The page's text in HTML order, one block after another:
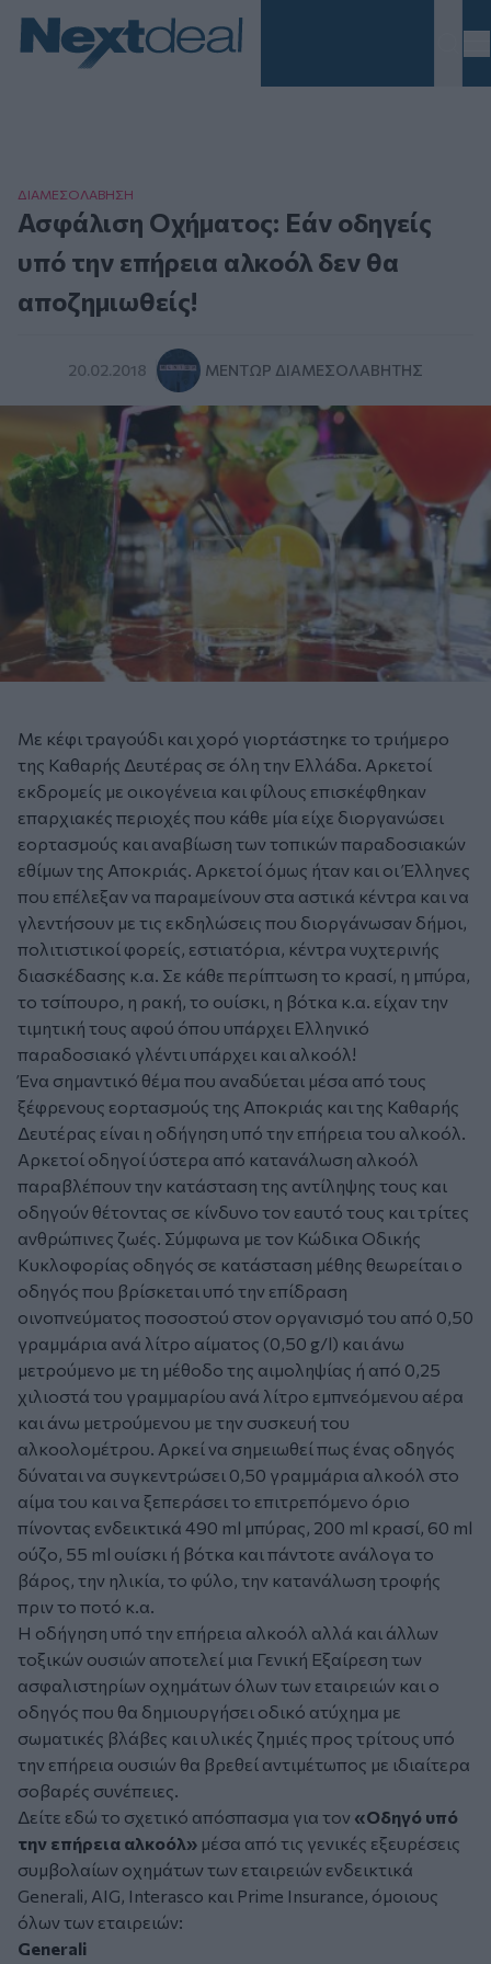
ΔΙΑΜΕΣΟΛAΒΗΣΗ
Ασφάλιση Οχήματος: Εάν οδηγείς
υπό την επήρεια αλκοόλ δεν θα
αποζημιωθείς!
20.02.2018 ΜΈΝΤΩΡ ΔΙΑΜΕΣΟΛΑΒΗΤΉΣ
Με κέφι τραγούδι και χορό γιορτάστηκε το τριήμερο
της Καθαρής Δευτέρας σε όλη την Ελλάδα. Αρκετοί
εκδρομείς με οικογένεια και φίλους επισκέφθηκαν
επαρχιακές περιοχές που κάθε μία είχε διοργανώσει
εορτασμούς και αναβίωση των τοπικών παραδοσιακών
εθίμων της Αποκριάς. Αρκετοί όμως ήταν και οι Έλληνες
που επέλεξαν να παραμείνουν στα αστικά κέντρα και να
γλεντήσουν με τις εκδηλώσεις που διοργάνωσαν δήμοι,
πολιτιστικοί φορείς, εστιατόρια, κέντρα νυχτερινής
διασκέδασης κ.α. Σε κάθε περίπτωση το κρασί, η μπύρα,
το τσίπουρο, η ρακή, το ουίσκι, η βότκα κ.α. είχαν την
τιμητική τους αφού όπου υπάρχει Ελληνικό
παραδοσιακό γλέντι υπάρχει και αλκοόλ!
Ένα σημαντικό θέμα που αναδύεται μέσα από τους
ξέφρενους εορτασμούς της Αποκριάς και της Καθαρής
Δευτέρας είναι η οδήγηση υπό την επήρεια του αλκοόλ.
Αρκετοί οδηγοί ύστερα από κατανάλωση αλκοόλ
παραβλέπουν την κατάσταση της αντίληψης τους και
οδηγούν θέτοντας σε κίνδυνο τον εαυτό τους και τρίτες
ανθρώπινες ζωές. Σύμφωνα με τον Κώδικα Οδικής
Κυκλοφορίας οδηγός σε κατάσταση μέθης θεωρείται ο
οδηγός που βρίσκεται υπό την επίδραση
οινοπνεύματος ποσοστού στον οργανισμό του από 0,50
γραμμάρια ανά λίτρο αίματος (0,50 g/l) και άνω
μετρούμενο με τη μέθοδο της αιμοληψίας ή από 0,25
χιλιοστά του γραμμαρίου ανά λίτρο εμπνεόμενου αέρα
και άνω μετρούμενου με την συσκευή του
αλκοολομέτρου. Αρκεί να σημειωθεί πως ένας οδηγός
δύναται να συγκεντρώσει 0,50 γραμμάρια αλκοόλ στο
αίμα του και να ξεπεράσει το επιτρεπόμενο όριο
πίνοντας ενδεικτικά 490 ml μπύρας, 200 ml κρασί, 60 ml
ούζο, 55 ml ουίσκι ή βότκα και πάντοτε ανάλογα το
βάρος, την ηλικία, το φύλο, την κατανάλωση τροφής
πριν το ποτό κ.α.
Η οδήγηση υπό την επήρεια αλκοόλ αλλά και άλλων
τοξικών ουσιών αποτελεί μια Γενική Εξαίρεση των
ασφαλιστηρίων οχημάτων όλων των εταιρειών και ο
οδηγός που θα δημιουργήσει οδικό ατύχημα με
σωματικές βλάβες και υλικές ζημιές προς τρίτους υπό
την επήρεια ουσιών θα βρεθεί αντιμέτωπος με ιδιαίτερα
σοβαρές συνέπειες.
Δείτε εδώ το σχετικό απόσπασμα για τον «Οδηγό υπό
την επήρεια αλκοόλ» μέσα από τις γενικές εξευρέσεις
συμβολαίων οχημάτων των εταιρειών ενδεικτικά
Generali, AIG, Interasco και Prime Insurance, όμοιους
όλων των εταιρειών:
Generali